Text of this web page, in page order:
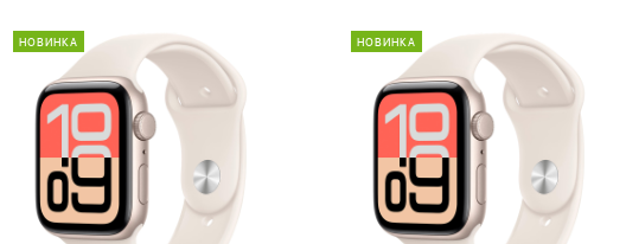
НОВИНКА НОВИНКА